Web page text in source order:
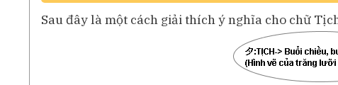
Sau đây là một cách giải thích ý nghĩa cho chữ